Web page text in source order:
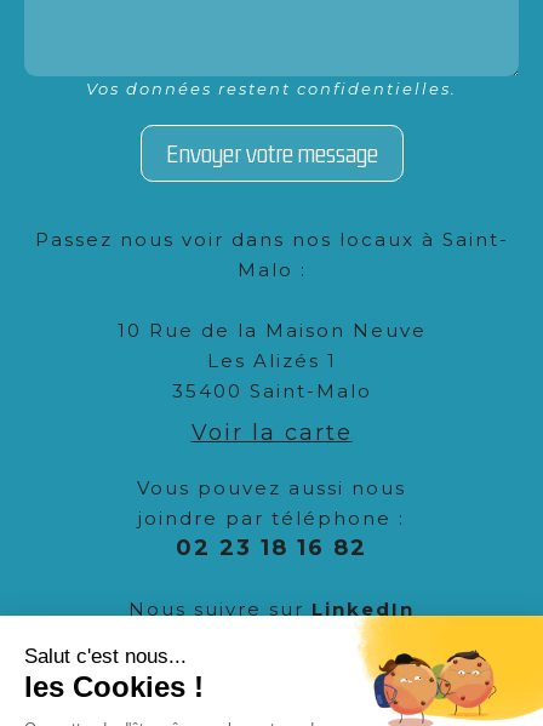
Passez nous voir dans nos locaux à Saint-
Malo :
10 Rue de la Maison Neuve
Les Alizés 1
35400 Saint-Malo
Voir la carte
Vos données restent confidentielles.
Vous pouvez aussi nous
joindre par téléphone :
02 23 18 16 82
Nous suivre sur LinkedIn